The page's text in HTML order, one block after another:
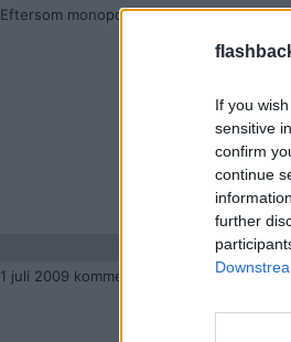
If you
sensitive
confirm
continue
further
Eftersom monopolet i sverige är inne på
1 juli 2009 kommer apoteksmonopolet att